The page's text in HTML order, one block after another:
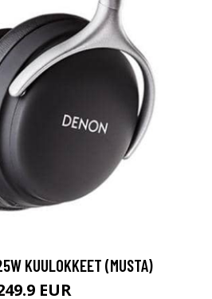
KUULOKKEET (MUSTA)
EUR